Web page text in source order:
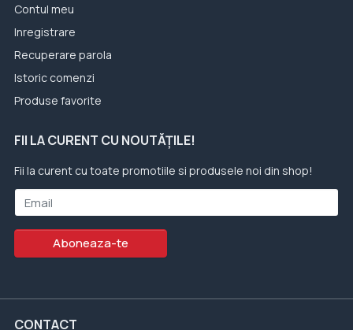
Contul meu
Inregistrare
Recuperare parola
Istoric comenzi
Produse favorite
FII LA CURENT CU NOUTĂȚILE!
Fii la curent cu toate promotiile si produsele noi din shop!
Email
Aboneaza-te
CONTACT